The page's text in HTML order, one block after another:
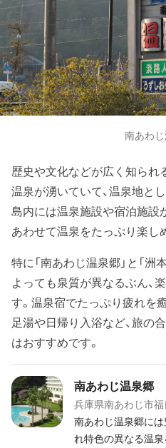
南あわ
歴史や文化などが広く知られ
温泉が湧いていて、温泉地と
島内には温泉施設や宿泊施設
あわせて温泉をたっぷり楽し
特に「南あわじ温泉郷」と「洲
よっても泉質が異なるぶん、
す。温泉宿でたっぷり疲れを
足湯や日帰り入浴など、旅の
はおすすめです。
南あわじ温泉郷
兵庫県南あわじ市
南あわじ温泉郷に
れ特色の異なる温